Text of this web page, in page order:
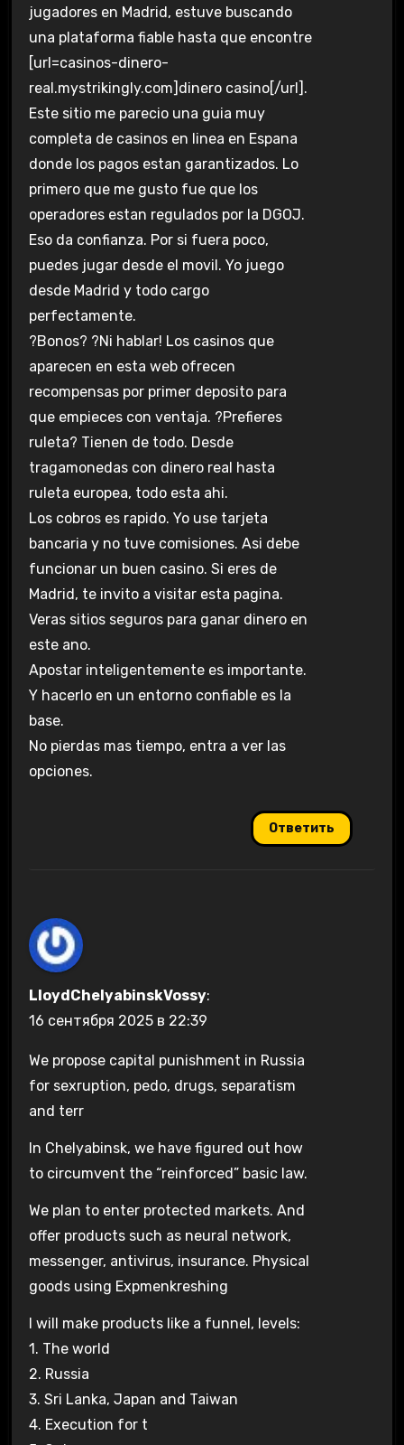
jugadores en Madrid, estuve buscando
una plataforma fiable hasta que encontre
[url=casinos-dinero-
real.mystrikingly.com]dinero casino[/url].
Este sitio me parecio una guia muy
completa de casinos en linea en Espana
donde los pagos estan garantizados. Lo
primero que me gusto fue que los
operadores estan regulados por la DGOJ.
Eso da confianza. Por si fuera poco,
puedes jugar desde el movil. Yo juego
desde Madrid y todo cargo
perfectamente.
?Bonos? ?Ni hablar! Los casinos que
aparecen en esta web ofrecen
recompensas por primer deposito para
que empieces con ventaja. ?Prefieres
ruleta? Tienen de todo. Desde
tragamonedas con dinero real hasta
ruleta europea, todo esta ahi.
Los cobros es rapido. Yo use tarjeta
bancaria y no tuve comisiones. Asi debe
funcionar un buen casino. Si eres de
Madrid, te invito a visitar esta pagina.
Veras sitios seguros para ganar dinero en
este ano.
Apostar inteligentemente es importante.
Y hacerlo en un entorno confiable es la
base.
No pierdas mas tiempo, entra a ver las
opciones.
Ответить
LloydChelyabinskVossy:
16 сентября 2025 в 22:39
We propose capital punishment in Russia
for sexruption, pedo, drugs, separatism
and terr
In Chelyabinsk, we have figured out how
to circumvent the “reinforced” basic law.
We plan to enter protected markets. And
offer products such as neural network,
messenger, antivirus, insurance. Physical
goods using Expmenkreshing
I will make products like a funnel, levels:
1. The world
2. Russia
3. Sri Lanka, Japan and Taiwan
4. Execution for t